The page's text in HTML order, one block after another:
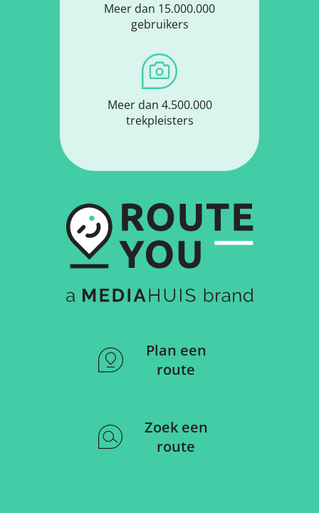
Meer dan 15.000.000
gebruikers
Meer dan 4.500.000
trekpleisters
Plan een
route
Zoek een
route